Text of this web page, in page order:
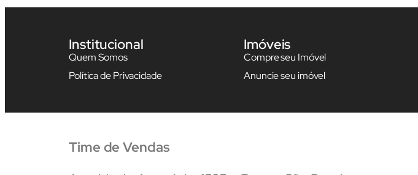
Institucional
Quem Somos
Política de Privacidade
Imóveis
Compre seu Imóvel
Anuncie seu imóvel
Time de Vendas